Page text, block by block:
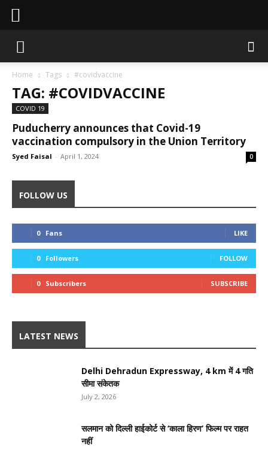
Home Tags #covidvaccine
TAG: #COVIDVACCINE
COVID 19
Puducherry announces that Covid-19
vaccination compulsory in the Union Territory
Syed Faisal - April 1, 2024 0
FOLLOW US
0 Fans LIKE
0 Followers FOLLOW
0 Subscribers SUBSCRIBE
LATEST NEWS
Delhi Dehradun Expressway, 4 km में 4 गति
सीमा संकेतक
July 2, 2026
सलमान को दिल्ली हाईकोर्ट से ‘काला हिरण’ फिल्म पर राहत
नहीं